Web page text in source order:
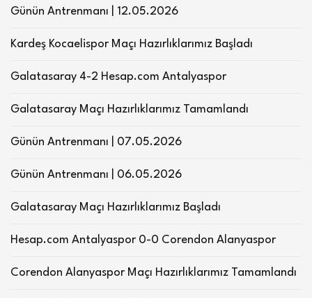
Günün Antrenmanı | 12.05.2026
Kardeş Kocaelispor Maçı Hazırlıklarımız Başladı
Galatasaray 4-2 Hesap.com Antalyaspor
Galatasaray Maçı Hazırlıklarımız Tamamlandı
Günün Antrenmanı | 07.05.2026
Günün Antrenmanı | 06.05.2026
Galatasaray Maçı Hazırlıklarımız Başladı
Hesap.com Antalyaspor 0-0 Corendon Alanyaspor
Corendon Alanyaspor Maçı Hazırlıklarımız Tamamlandı